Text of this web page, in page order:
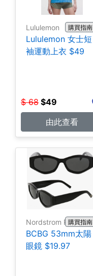
Lululemon 購買指南
Lululemon 女士短
袖運動上衣 $49
$ 68 $49
由此查看
Nordstrom Rack購買指南
BCBG 53mm太陽
眼鏡 $19.97